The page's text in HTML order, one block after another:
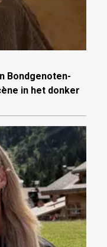
Bondgenoten-
in het donker